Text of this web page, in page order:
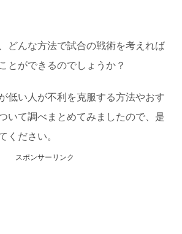
どんな方法で試合の戦術を考えれば
とができるのでしょうか？
低い人が不利を克服する方法やおす
いて調べまとめてみましたので、是
ください。
スポンサーリンク